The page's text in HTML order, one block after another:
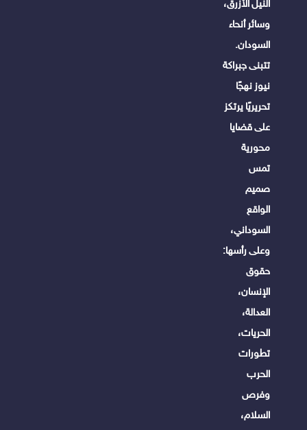
النيل الأزرق،
وسائر أنحاء
السودان.
تتبنى جبراكة
نيوز نهجًا
تحريريًا يرتكز
على قضايا
محورية
تمس
صميم
الواقع
السوداني،
وعلى رأسها:
حقوق
الإنسان،
العدالة،
الحريات،
تطورات
الحرب
وفرص
السلام،